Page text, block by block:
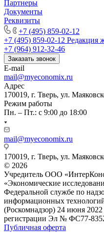
Партнеры
Документы
Реквизиты
+7 (495) 859-02-12
+7 (495) 859-02-12 Редакция
+7 (964) 912-32-46
Заказать звонок
E-mail
mail@myeconomix.ru
Адрес
170019, г. Тверь, ул.
Режим работы
Пн. – Пт.: с 9:00 до 18:00
mail@myeconomix.ru
170019, г. Тверь, ул.
© 2026
Учредитель ООО
«Экономические
Федеральной службе по
информационных
(Роскомнадзор) 24 июня 2022
регистрации Эл № ФС77-
Публичная оферта